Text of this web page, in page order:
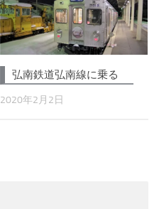
弘南鉄道弘南線に乗る
2020年2月2日